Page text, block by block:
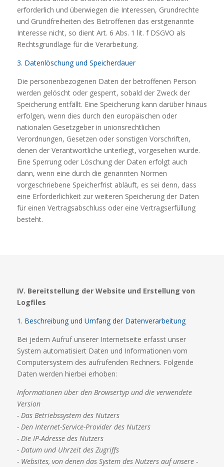
erforderlich und überwiegen die Interessen, Grundrechte
und Grundfreiheiten des Betroffenen das erstgenannte
Interesse nicht, so dient Art. 6 Abs. 1 lit. f DSGVO als
Rechtsgrundlage für die Verarbeitung.
3. Datenlöschung und Speicherdauer
Die personenbezogenen Daten der betroffenen Person
werden gelöscht oder gesperrt, sobald der Zweck der
Speicherung entfällt. Eine Speicherung kann darüber hinaus
erfolgen, wenn dies durch den europäischen oder
nationalen Gesetzgeber in unionsrechtlichen
Verordnungen, Gesetzen oder sonstigen Vorschriften,
denen der Verantwortliche unterliegt, vorgesehen wurde.
Eine Sperrung oder Löschung der Daten erfolgt auch
dann, wenn eine durch die genannten Normen
vorgeschriebene Speicherfrist abläuft, es sei denn, dass
eine Erforderlichkeit zur weiteren Speicherung der Daten
für einen Vertragsabschluss oder eine Vertragserfüllung
besteht.
IV. Bereitstellung der Website und Erstellung von
Logfiles
1. Beschreibung und Umfang der Datenverarbeitung
Bei jedem Aufruf unserer Internetseite erfasst unser
System automatisiert Daten und Informationen vom
Computersystem des aufrufenden Rechners. Folgende
Daten werden hierbei erhoben:
Informationen über den Browsertyp und die verwendete
Version
- Das Betriebssystem des Nutzers
- Den Internet-Service-Provider des Nutzers
- Die IP-Adresse des Nutzers
- Datum und Uhrzeit des Zugriffs
- Websites, von denen das System des Nutzers auf unsere -